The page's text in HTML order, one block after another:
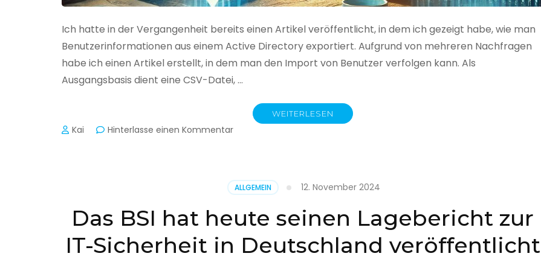
Ich hatte in der Vergangenheit bereits einen Artikel veröffentlicht, in dem ich gezeigt habe, wie man
Benutzerinformationen aus einem Active Directory exportiert. Aufgrund von mehreren Nachfragen
habe ich einen Artikel erstellt, in dem man den Import von Benutzer verfolgen kann. Als
Ausgangsbasis dient eine CSV-Datei, …
WEITERLESEN
Kai Hinterlasse einen Kommentarzu
Benutzer
aus
erstellen
ALLGEMEIN 12. November 2024
Das BSI hat heute seinen Lagebericht zur
IT-Sicherheit in Deutschland veröffentlicht